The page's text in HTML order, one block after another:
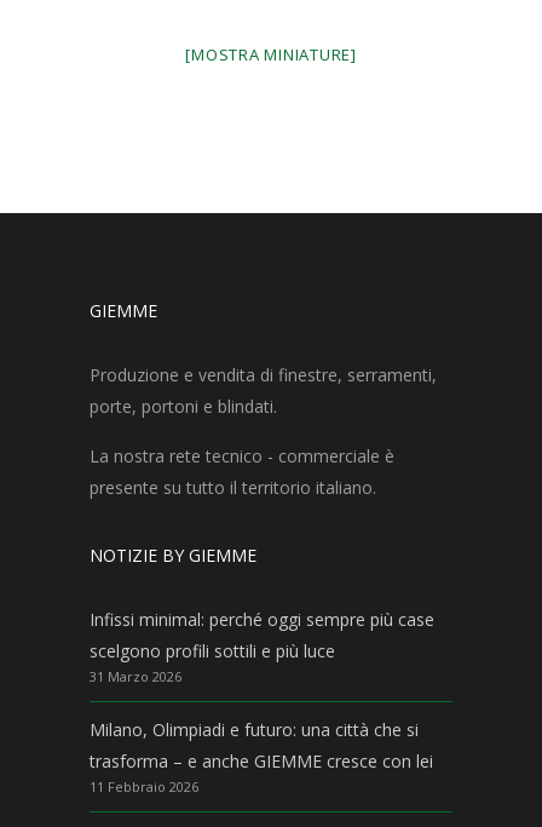
[MOSTRA MINIATURE]
GIEMME
Produzione e vendita di finestre, serramenti,
porte, portoni e blindati.
La nostra rete tecnico - commerciale è
presente su tutto il territorio italiano.
NOTIZIE BY GIEMME
Infissi minimal: perché oggi sempre più case
scelgono profili sottili e più luce
31 Marzo 2026
Milano, Olimpiadi e futuro: una città che si
trasforma – e anche GIEMME cresce con lei
11 Febbraio 2026